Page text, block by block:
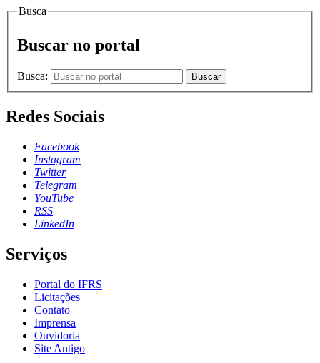
Busca
Buscar no portal
Busca: Buscar
Redes Sociais
Facebook
Instagram
Twitter
Telegram
YouTube
RSS
LinkedIn
Serviços
Portal do IFRS
Licitações
Contato
Imprensa
Ouvidoria
Site Antigo